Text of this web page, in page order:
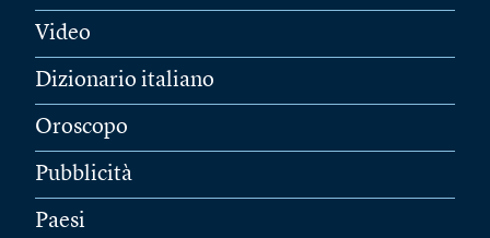
Video
Dizionario italiano
Oroscopo
Pubblicità
Paesi